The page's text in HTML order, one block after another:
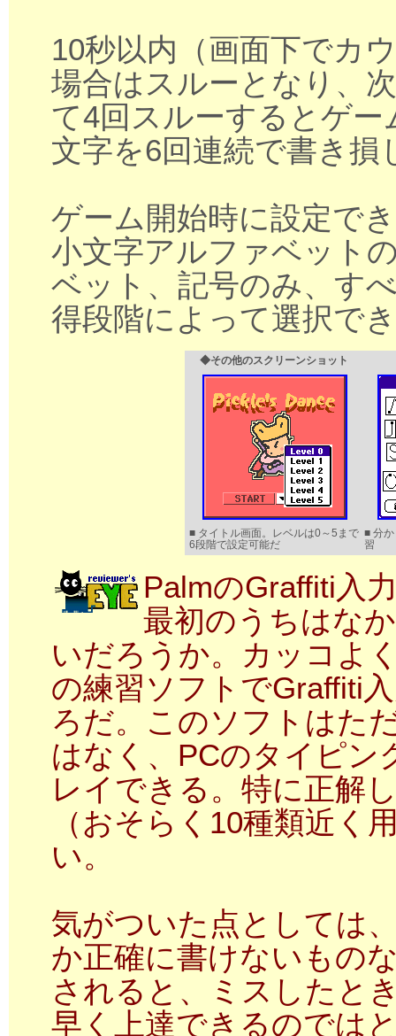
10秒以内（画面下でカ
場合はスルーとなり、
て4回スルーするとゲ
文字を6回連続で書き
ゲーム開始時に設定で
小文字アルファベット
ベット、記号のみ、す
得段階によって選択で
◆その他のスクリーンショット
■ タイトル画面。レベルは0～5まで
6段階で設定可能だ
■ 分
習
PalmのGraffiti入
最初のうちはな
いだろうか。カッコよ
の練習ソフトでGraffiti
ろだ。このソフトはた
はなく、PCのタイピン
レイできる。特に正解
（おそらく10種類近く
い。
気がついた点としては
か正確に書けないもの
されると、ミスしたと
早く上達できるのでは